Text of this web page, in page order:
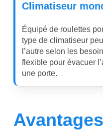
Climatiseur
Équipé de roulettes
type de climatiseur
l’autre selon les
flexible pour évacuer
une porte.